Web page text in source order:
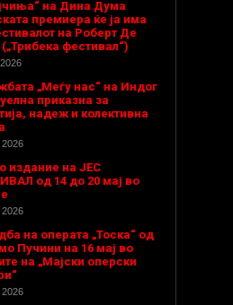
на Дина Дума
премиера ќе ја има
на Роберт Де
фестивал“)
„Меѓу нас“ на Индог
приказна за
надеж и колективна
2026
издание на ЈЕС
од 14 до 20 мај во
2026
на операта „Тоска“ од
Пучини на 16 мај во
на „Мајски оперски
2026